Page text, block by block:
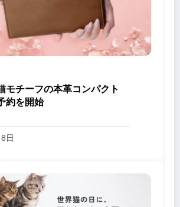
モチーフの本革コンパクト
約を開始
日